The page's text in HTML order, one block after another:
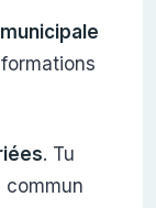
. Tu
commun